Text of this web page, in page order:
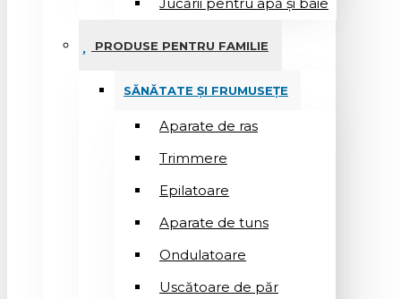
PRODUSE PENTRU FAMILIE
SĂNĂTATE ȘI FRUMUSEȚE
Aparate de ras
Trimmere
Epilatoare
Aparate de tuns
Ondulatoare
Uscătoare de păr